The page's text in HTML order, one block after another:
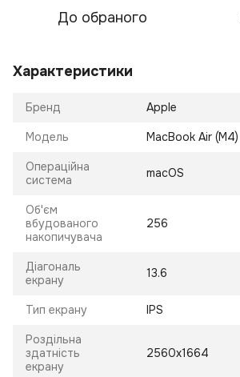
До обраного
Характеристики
Бренд Apple
Модель MacBook Air (M4)
Операційна
система
macOS
Об'єм
вбудованого
накопичувача
256
Діагональ
екрану
13.6
Тип екрану IPS
Роздільна
здатність
екрану
2560x1664